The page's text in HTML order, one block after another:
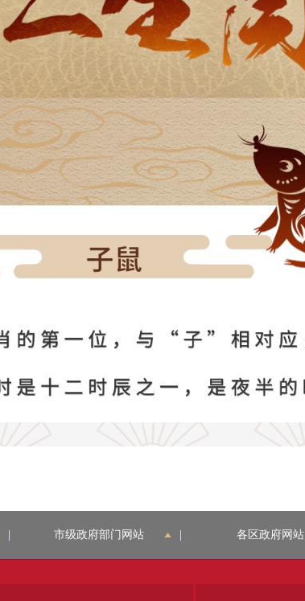
市级政府部门网站 各区政府网站